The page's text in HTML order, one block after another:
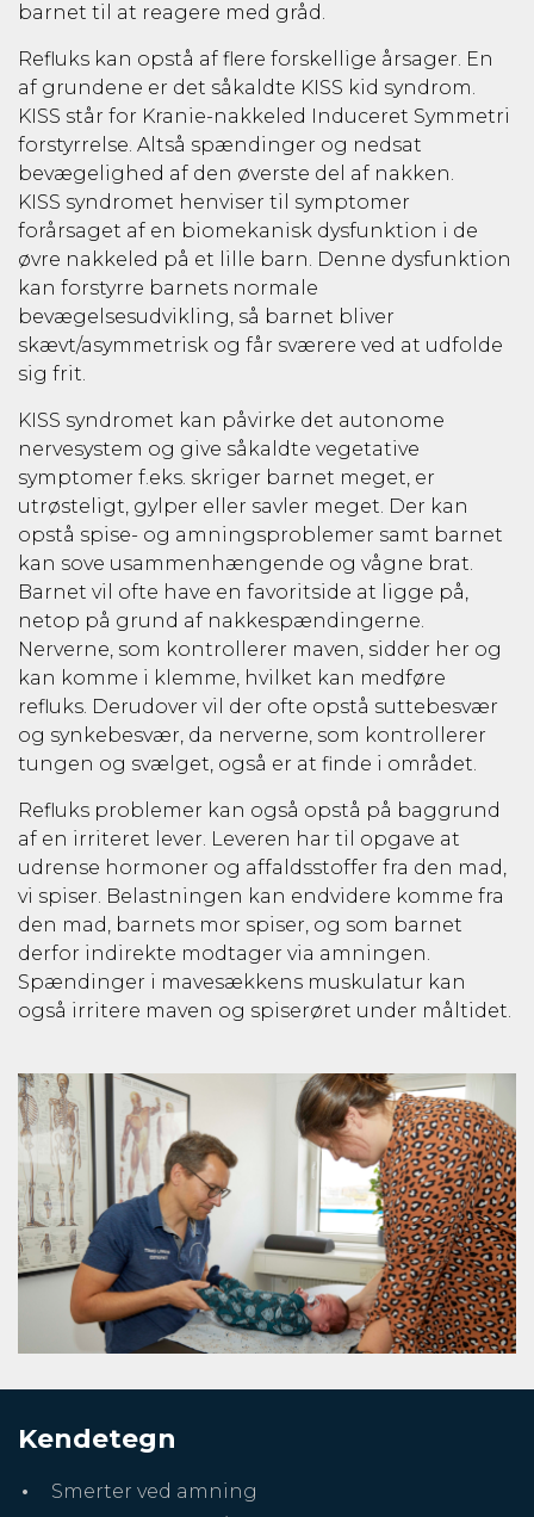
barnet til at reagere med gråd.
Refluks kan opstå af flere forskellige årsager. En
af grundene er det såkaldte KISS kid syndrom.
KISS står for Kranie-nakkeled Induceret Symmetri
forstyrrelse. Altså spændinger og nedsat
bevægelighed af den øverste del af nakken.
KISS syndromet henviser til symptomer
forårsaget af en biomekanisk dysfunktion i de
øvre nakkeled på et lille barn. Denne dysfunktion
kan forstyrre barnets normale
bevægelsesudvikling, så barnet bliver
skævt/asymmetrisk og får sværere ved at udfolde
sig frit.
KISS syndromet kan påvirke det autonome
nervesystem og give såkaldte vegetative
symptomer f.eks. skriger barnet meget, er
utrøsteligt, gylper eller savler meget. Der kan
opstå spise- og amningsproblemer samt barnet
kan sove usammenhængende og vågne brat.
Barnet vil ofte have en favoritside at ligge på,
netop på grund af nakkespændingerne.
Nerverne, som kontrollerer maven, sidder her og
kan komme i klemme, hvilket kan medføre
refluks. Derudover vil der ofte opstå suttebesvær
og synkebesvær, da nerverne, som kontrollerer
tungen og svælget, også er at finde i området.
Refluks problemer kan også opstå på baggrund
af en irriteret lever. Leveren har til opgave at
udrense hormoner og affaldsstoffer fra den mad,
vi spiser. Belastningen kan endvidere komme fra
den mad, barnets mor spiser, og som barnet
derfor indirekte modtager via amningen.
Spændinger i mavesækkens muskulatur kan
også irritere maven og spiserøret under måltidet.
Kendetegn
Smerter ved amning